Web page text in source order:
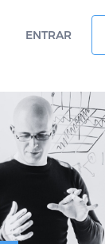
ENTRAR